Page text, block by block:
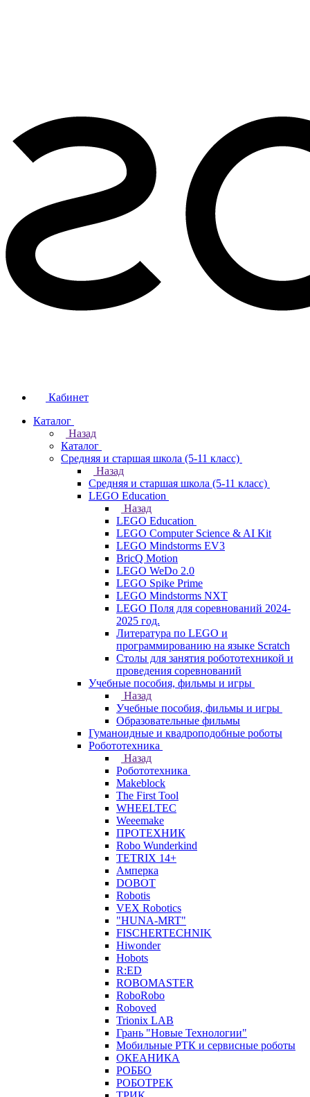
Кабинет
Каталог
Назад
Каталог
Средняя и старшая школа (5-11 класс)
Назад
Средняя и старшая школа (5-11 класс)
LEGO Education
Назад
LEGO Education
LEGO Computer Science & AI Kit
LEGO Mindstorms EV3
BricQ Motion
LEGO WeDo 2.0
LEGO Spike Prime
LEGO Mindstorms NXT
LEGO Поля для соревнований 2024-
2025 год.
Литература по LEGO и
программированию на языке Scratch
Столы для занятия робототехникой и
проведения соревнований
Учебные пособия, фильмы и игры
Назад
Учебные пособия, фильмы и игры
Образовательные фильмы
Гуманоидные и квадроподобные роботы
Робототехника
Назад
Робототехника
Makeblock
The First Tool
WHEELTEC
Weeemake
ПРОТЕХНИК
Robo Wunderkind
TETRIX 14+
Амперка
DOBOT
Robotis
VEX Robotics
"HUNA-MRT"
FISCHERTECHNIK
Hiwonder
Hobots
R:ED
ROBOMASTER
RoboRobo
Roboved
Trionix LAB
Грань "Новые Технологии"
Мобильные РТК и сервисные роботы
ОКЕАНИКА
РОББО
РОБОТРЕК